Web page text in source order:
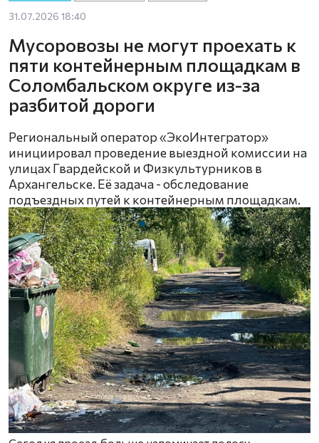
31.07.2026 18:40
Мусоровозы не могут проехать к
пяти контейнерным площадкам в
Соломбальском округе из-за
разбитой дороги
Региональный оператор «ЭкоИнтегратор»
инициировал проведение выездной комиссии на
улицах Гвардейской и Физкультурников в
Архангельске. Её задача - обследование
подъездных путей к контейнерным площадкам.